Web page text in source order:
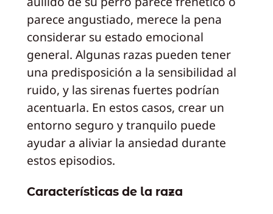
parece angustiado, merece la pena
considerar su estado emocional
general. Algunas razas pueden tener
una predisposición a la sensibilidad al
ruido, y las sirenas fuertes podrían
acentuarla. En estos casos, crear un
entorno seguro y tranquilo puede
ayudar a aliviar la ansiedad durante
estos episodios.
Características de la raza